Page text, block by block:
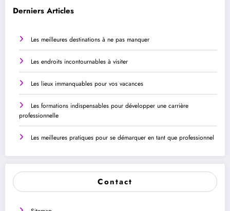
Derniers Articles
Les meilleures destinations à ne pas manquer
Les endroits incontournables à visiter
Les lieux immanquables pour vos vacances
Les formations indispensables pour développer une carrière
professionnelle
Les meilleures pratiques pour se démarquer en tant que professionnel
Contact